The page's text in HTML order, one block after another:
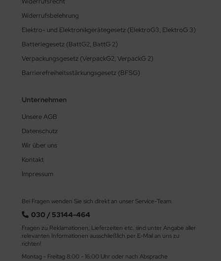
Widerrufsbelehrung
Elektro- und Elektronikgerätegesetz (ElektroG3, ElektroG 3)
Batteriegesetz (BattG2, BattG 2)
Verpackungsgesetz (VerpackG2, VerpackG 2)
Barrierefreiheitsstärkungsgesetz (BFSG)
Unternehmen
Unsere AGB
Datenschutz
Wir über uns
Kontakt
Impressum
Bei Fragen wenden Sie sich direkt an unser Service-Team.
030 / 53144-464
Fragen zu Reklamationen, Lieferzeiten etc. sind unter Angabe aller
relevanten Informationen ausschließlich per E-Mail an uns zu
richten!
Montag - Freitag 8:00 - 16:00 Uhr oder nach Absprache